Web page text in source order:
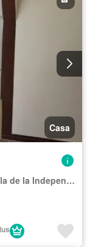
Casa
Iguala de la Independencia Centro, Iguala de la Independencia